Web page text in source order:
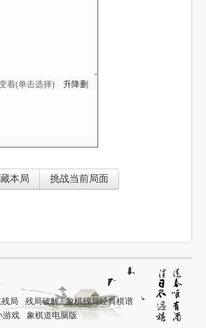
着(单击选择) 升降删
本局 挑战当前局面
局 残局破解
象棋残局经典棋谱
游戏 象棋道电脑版